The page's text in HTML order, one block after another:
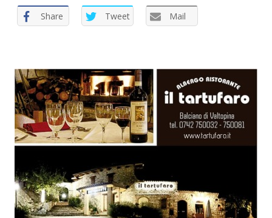
Share Tweet Mail